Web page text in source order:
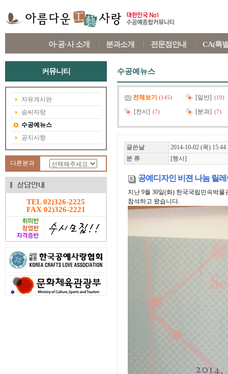
아·공·사 소개 분과소개 전문점안내 CA(특
커뮤니티
자유게시판
솜씨자랑
수공예뉴스
공지사항
다른분과
TEL 02)326-2225
FAX 02)326-2221
수공예뉴스
전체보기 (145) [일반] (19)
[전시] (7) [분과] (7)
글쓴날
2014-10-02 (목) 15:44
분 류
[행사]
공예디자인 비젼 나눔 릴
지난 9월 30일(화) 한국국립민속박
참석하고 왔습니다.